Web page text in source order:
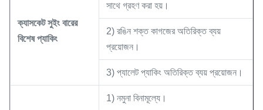
ক্যাসকেট সুইং বারের
বিশেষ প্যাকিং
সাথে গ্রহণ করা হয়।
2) রঙিন শক্ত কাগজের অতিরিক্ত ব্যয়
প্রয়োজন।
3) প্যালেট প্যাকিং অতিরিক্ত ব্যয় প্রয়োজন।
1) নমুনা বিনামূল্যে।